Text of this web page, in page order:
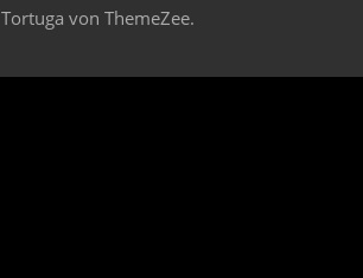
Tortuga von ThemeZee.